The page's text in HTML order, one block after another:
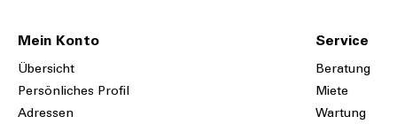
Mein Konto
Übersicht
Persönliches Profil
Adressen
Service
Beratung
Miete
Wartung